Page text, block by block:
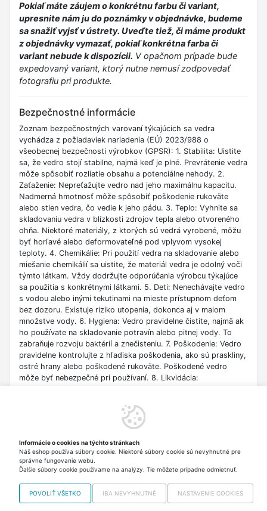
Pokiaľ máte záujem o konkrétnu farbu či variant,
upresnite nám ju do poznámky v objednávke, budeme
sa snažiť vyjsť v ústrety. Uveďte tiež, či máme produkt
z objednávky vymazať, pokiaľ konkrétna farba či
variant nebude k dispozícii. V opačnom prípade bude
expedovaný variant, ktorý nutne nemusí zodpovedať
fotografiu pri produkte.
Bezpečnostné informácie
Zoznam bezpečnostných varovaní týkajúcich sa vedra
vychádza z požiadaviek nariadenia (EÚ) 2023/988 o
všeobecnej bezpečnosti výrobkov (GPSR): 1. Stabilita: Uistite
sa, že vedro stojí stabilne, najmä keď je plné. Prevrátenie vedra
môže spôsobiť rozliatie obsahu a potenciálne nehody. 2.
Zaťaženie: Nepreťažujte vedro nad jeho maximálnu kapacitu.
Nadmerná hmotnosť môže spôsobiť poškodenie rukoväte
alebo stien vedra, čo vedie k jeho pádu. 3. Teplo: Vyhnite sa
skladovaniu vedra v blízkosti zdrojov tepla alebo otvoreného
ohňa. Niektoré materiály, z ktorých sú vedrá vyrobené, môžu
byť horľavé alebo deformovateľné pod vplyvom vysokej
teploty. 4. Chemikálie: Pri použití vedra na skladovanie alebo
miešanie chemikálií sa uistite, že materiál vedra je odolný voči
týmto látkam. Vždy dodržujte odporúčania výrobcu týkajúce
sa použitia s konkrétnymi látkami. 5. Deti: Nenechávajte vedro
s vodou alebo inými tekutinami na mieste prístupnom deťom
bez dozoru. Existuje riziko utopenia, dokonca aj v malom
množstve vody. 6. Hygiena: Vedro pravidelne čistite, najmä ak
ho používate na skladovanie potravín alebo pitnej vody. To
zabraňuje rozvoju baktérií a znečisteniu. 7. Poškodenie: Vedro
pravidelne kontrolujte z hľadiska poškodenia, ako sú praskliny,
ostré hrany alebo poškodené rukoväte. Poškodené vedro
môže byť nebezpečné pri používaní. 8. Likvidácia:
vyžadujú špeciálnu likvidáciu. 9. Prenášanie: Buďte opatrní pri
prenášaní vedra, najmä keď je plné. Používajte obe ruky a
Skladovanie: Uchovávajte vedrá na bezpečnom mieste, kde
nebudú prekážať pri priechode alebo predstavovať riziko
zakopnutia.
Copyright © 2012-2026 VISO TRADE s.r.o.,
Informácie o cookies na týchto stránkach
Náš eshop používa súbory cookie. Niektoré súbory cookie sú nevyhnutné pre
správne fungovanie webu.
Ďalšie súbory cookie používame na analýzy. Tie môžete prípadne odmietnuť.
POVOLIŤ VŠETKO IBA NEVYHNUTNÉ NASTAVENIE COOKIES